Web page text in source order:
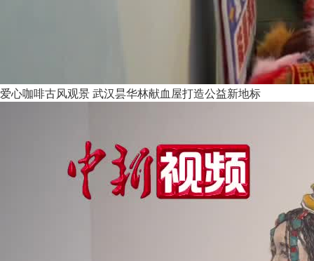
爱心咖啡古风观景 武汉昙华林献血屋打造公益新地标